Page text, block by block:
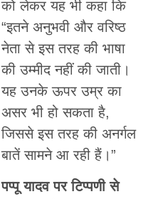
को लेकर यह भी कहा कि
“इतने अनुभवी और वरिष्ठ
नेता से इस तरह की भाषा
की उम्मीद नहीं की जाती।
यह उनके ऊपर उम्र का
असर भी हो सकता है,
जिससे इस तरह की अनर्गल
बातें सामने आ रही हैं।”
पप्पू यादव पर टिप्पणी से